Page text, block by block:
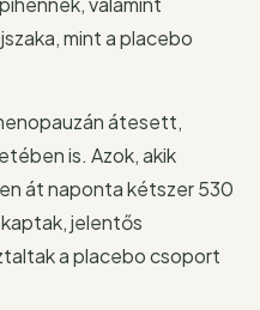
mint a placebo
átesett,
is. Azok, akik
át naponta kétszer 530
jelentős
a placebo csoport